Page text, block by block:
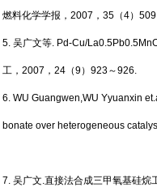
燃料化学学报，2007 ，35 （4）509
5.吴广文等 . Pd-Cu/
工，2007 ，24 （9）923～926.
6. WU Guangwen,WU Yyuanxin
bonate over heterogeneous
7.吴广文 .直接法合成三甲氧基硅烷